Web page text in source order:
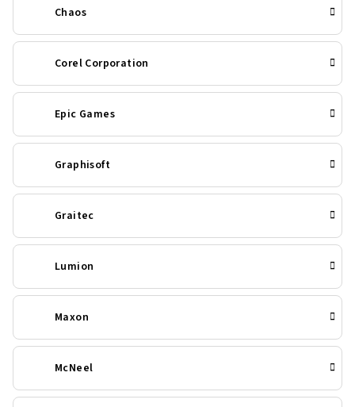
Chaos
Corel Corporation
Epic Games
Graphisoft
Graitec
Lumion
Maxon
McNeel